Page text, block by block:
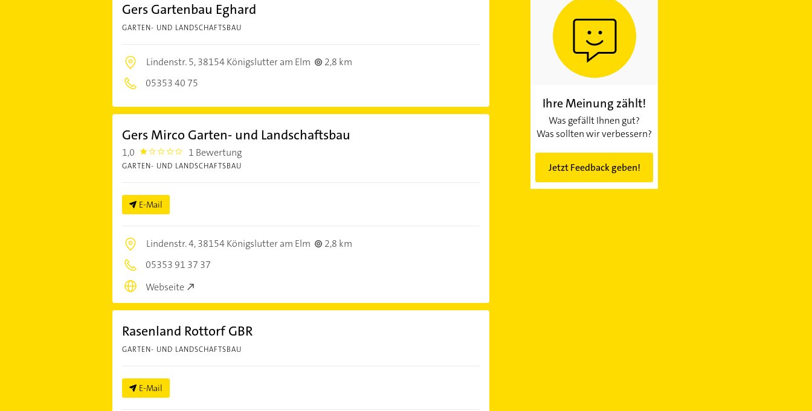
Gers Gartenbau Eghard
GARTEN- UND LANDSCHAFTSBAU
Lindenstr. 5,38154 Königslutter am Elm
2,8 km
05353 40 75
Gers Mirco Garten- und Landschaftsbau
1,0 1.0 1 Bewertung
GARTEN- UND LANDSCHAFTSBAU
E-Mail
Lindenstr. 4,38154 Königslutter am Elm
2,8 km
05353 91 37 37
Webseite
Rasenland Rottorf GBR
GARTEN- UND LANDSCHAFTSBAU
E-Mail
Ihre Meinung zählt!
Was gefällt Ihnen gut?
Was sollten wir verbessern?
Jetzt Feedback geben!